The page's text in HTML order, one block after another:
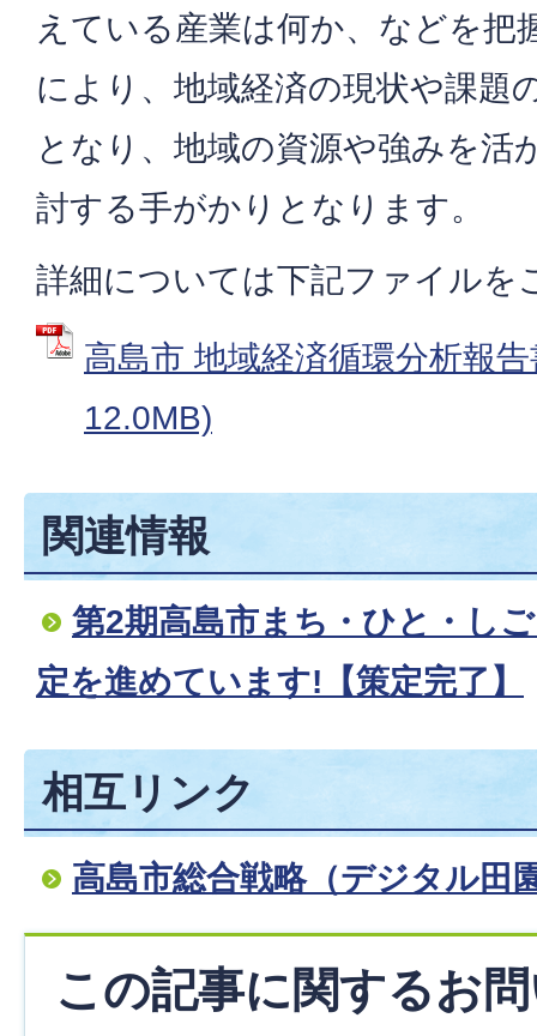
えている産業は何か、などを把
により、地域経済の現状や課題
となり、地域の資源や強みを活
討する手がかりとなります。
詳細については下記ファイルを
高島市 地域経済循環分析報
12.0MB)
関連情報
第2期高島市まち・ひと・し
定を進めています!【策定完了】
相互リンク
高島市総合戦略（デジタル田
この記事に関するお